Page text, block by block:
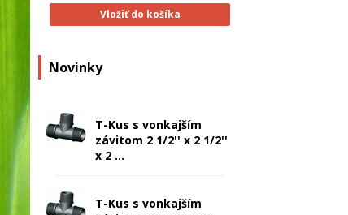
Vložiť do košíka
Novinky
T-Kus s vonkajším
závitom 2 1/2'' x 2 1/2''
x 2 ...
T-Kus s vonkajším